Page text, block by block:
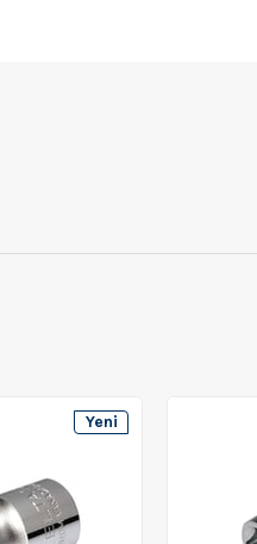
Yeni